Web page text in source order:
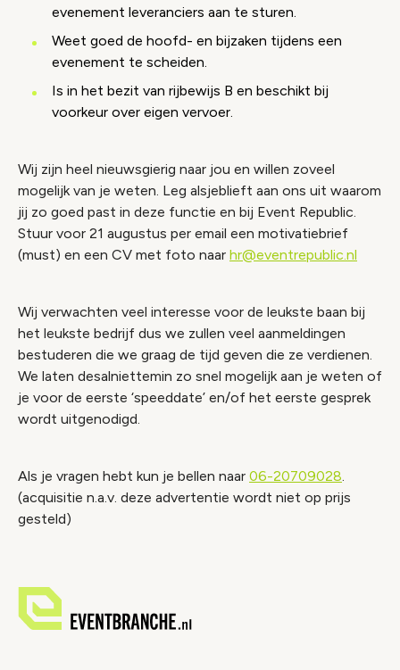
evenement leveranciers aan te sturen.
Weet goed de hoofd- en bijzaken tijdens een
evenement te scheiden.
Is in het bezit van rijbewijs B en beschikt bij
voorkeur over eigen vervoer.
Wij zijn heel nieuwsgierig naar jou en willen zoveel
mogelijk van je weten. Leg alsjeblieft aan ons uit waarom
jij zo goed past in deze functie en bij Event Republic.
Stuur voor 21 augustus per email een motivatiebrief
(must) en een CV met foto naar hr@eventrepublic.nl
Wij verwachten veel interesse voor de leukste baan bij
het leukste bedrijf dus we zullen veel aanmeldingen
bestuderen die we graag de tijd geven die ze verdienen.
We laten desalniettemin zo snel mogelijk aan je weten of
je voor de eerste ‘speeddate’ en/of het eerste gesprek
wordt uitgenodigd.
Als je vragen hebt kun je bellen naar 06-20709028.
(acquisitie n.a.v. deze advertentie wordt niet op prijs
gesteld)